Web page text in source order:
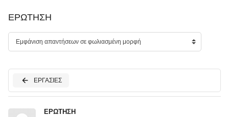
Μπλοκ
ΕΡΩΤΗΣΗ
ΕΡΓΑΣΙΕΣ
ΕΡΩΤΗΣΗ
Αριθμός απαντήσεων: 0